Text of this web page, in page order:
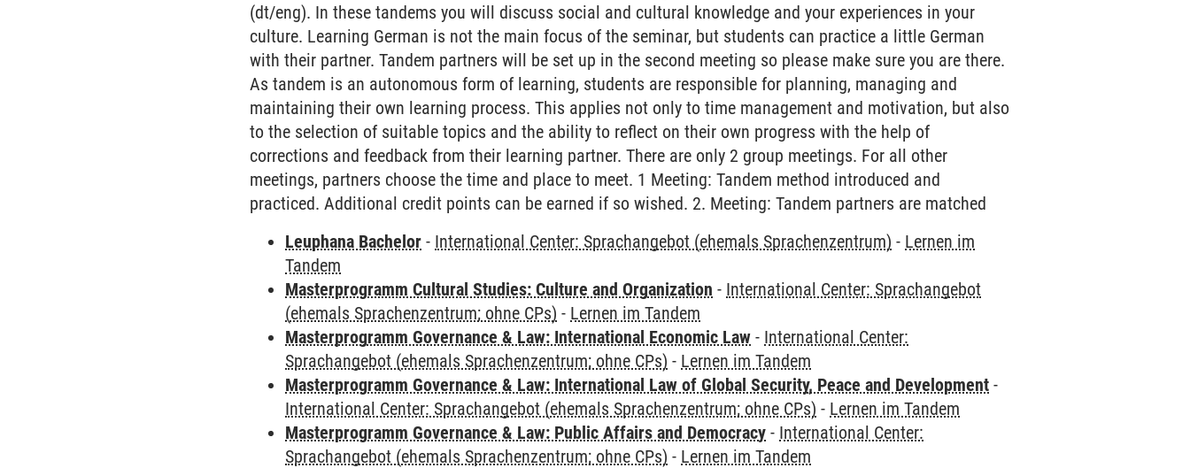
(dt/eng). In these tandems you will discuss social and cultural knowledge and your experiences in your
culture. Learning German is not the main focus of the seminar, but students can practice a little German
with their partner. Tandem partners will be set up in the second meeting so please make sure you are there.
As tandem is an autonomous form of learning, students are responsible for planning, managing and
maintaining their own learning process. This applies not only to time management and motivation, but also
to the selection of suitable topics and the ability to reflect on their own progress with the help of
corrections and feedback from their learning partner. There are only 2 group meetings. For all other
meetings, partners choose the time and place to meet. 1 Meeting: Tandem method introduced and
practiced. Additional credit points can be earned if so wished. 2. Meeting: Tandem partners are matched
Leuphana Bachelor - International Center: Sprachangebot (ehemals Sprachenzentrum) - Lernen im
Tandem
Masterprogramm Cultural Studies: Culture and Organization - International Center: Sprachangebot
(ehemals Sprachenzentrum; ohne CPs) - Lernen im Tandem
Masterprogramm Governance & Law: International Economic Law - International Center:
Sprachangebot (ehemals Sprachenzentrum; ohne CPs) - Lernen im Tandem
Masterprogramm Governance & Law: International Law of Global Security, Peace and Development -
International Center: Sprachangebot (ehemals Sprachenzentrum; ohne CPs) - Lernen im Tandem
Masterprogramm Governance & Law: Public Affairs and Democracy - International Center:
Sprachangebot (ehemals Sprachenzentrum; ohne CPs) - Lernen im Tandem